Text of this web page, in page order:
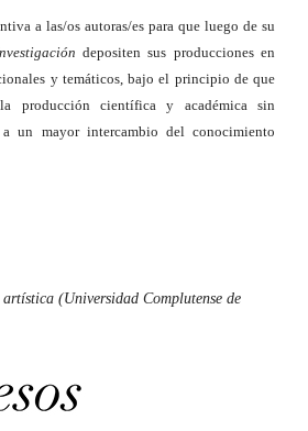
a las/os autoras/es para que luego de su
depositen sus producciones en
y temáticos, bajo el principio de que
producción científica y académica sin
a un mayor intercambio del conocimiento
(Universidad Complutense de